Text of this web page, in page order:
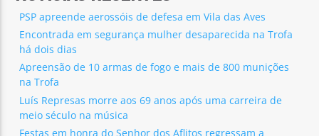
PSP apreende aerossóis de defesa em Vila das Aves
Encontrada em segurança mulher desaparecida na Trofa
há dois dias
Apreensão de 10 armas de fogo e mais de 800 munições
na Trofa
Luís Represas morre aos 69 anos após uma carreira de
meio século na música
Festas em honra do Senhor dos Aflitos regressam a